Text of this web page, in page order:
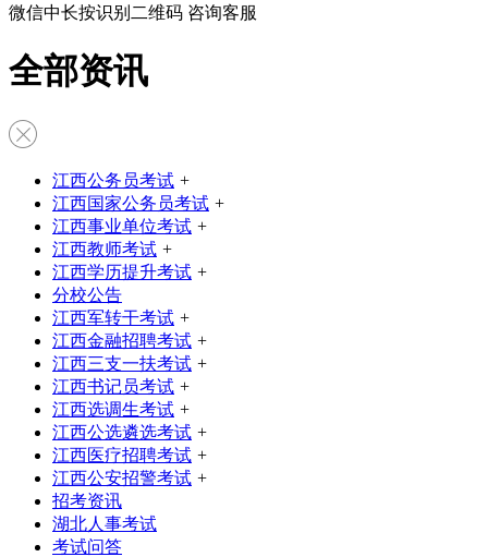
微信中长按识别二维码 咨询客服
全部资讯
江西公务员考试 +
江西国家公务员考试 +
江西事业单位考试 +
江西教师考试 +
江西学历提升考试 +
分校公告
江西军转干考试 +
江西金融招聘考试 +
江西三支一扶考试 +
江西书记员考试 +
江西选调生考试 +
江西公选遴选考试 +
江西医疗招聘考试 +
江西公安招警考试 +
招考资讯
湖北人事考试
考试问答